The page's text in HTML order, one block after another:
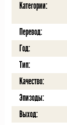
Категории:
Перевод:
Год:
Тип:
Качество:
Эпизоды:
Выход: